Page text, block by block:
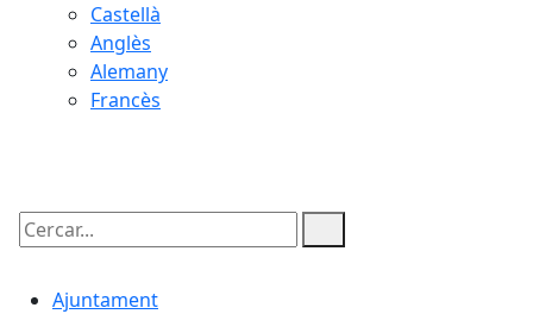
Castellà
Anglès
Alemany
Francès
Cercar:
Ajuntament